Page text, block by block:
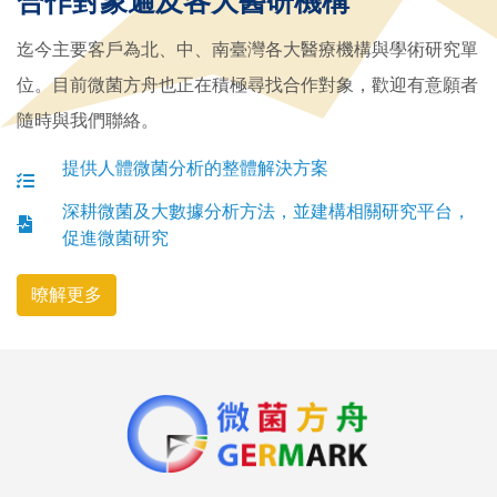
迄今主要客戶為北、中、南臺灣各大醫療機構與學術研究單
位。目前微菌方舟也正在積極尋找合作對象，歡迎有意願者
隨時與我們聯絡。
提供人體微菌分析的整體解決方案
深耕微菌及大數據分析方法，並建構相關研究平台，
促進微菌研究
暸解更多